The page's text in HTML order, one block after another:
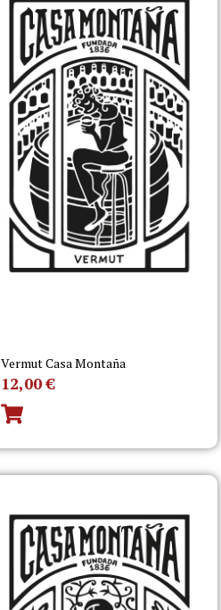
Vermut Casa Montaña
12,00€